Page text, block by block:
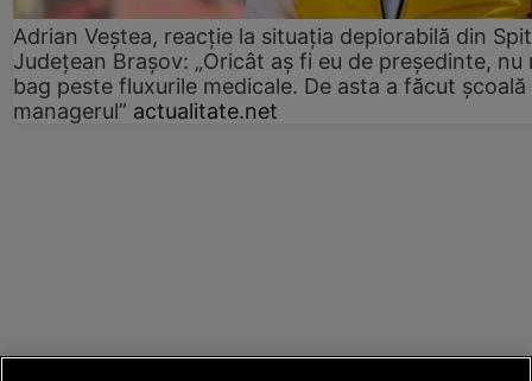
Adrian Veștea, reacție la situația deplorabilă din
Județean Brașov: „Oricât aș fi eu de președinte, nu
bag peste fluxurile medicale. De asta a făcut școală
managerul” actualitate.net